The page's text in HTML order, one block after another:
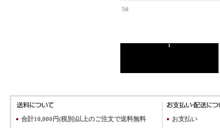
56
1
合計10,000円(税別)以上のご注文で送料無料
お支払い